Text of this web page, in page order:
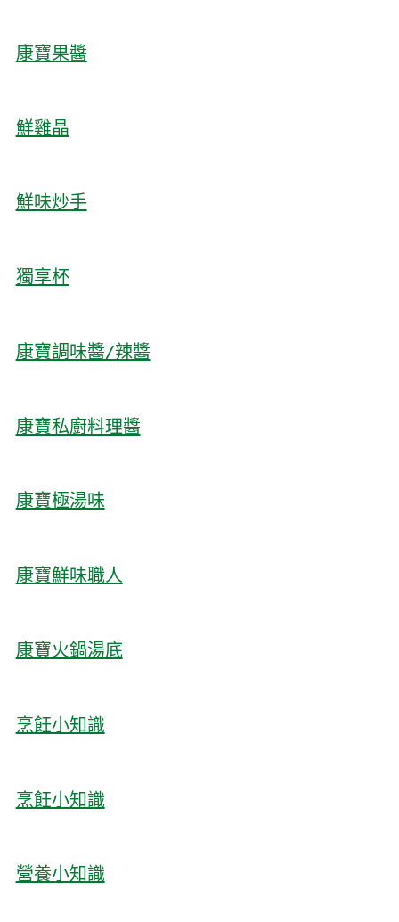
康寶果醬
鮮雞晶
鮮味炒手
獨享杯
康寶調味醬/辣醬
康寶私廚料理醬
康寶極湯味
康寶鮮味職人
康寶火鍋湯底
烹飪小知識
烹飪小知識
營養小知識